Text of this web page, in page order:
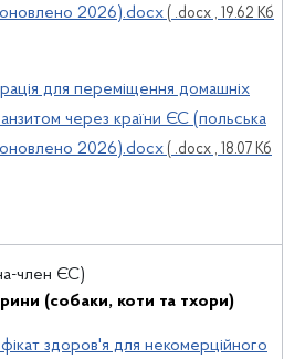
2026).docx ( .docx , 19.62 Кб
для переміщення домашніх
через країни ЄС (польська
2026).docx ( .docx , 18.07 Кб
член ЄС)
(собаки, коти та тхори)
здоров'я для некомерційного